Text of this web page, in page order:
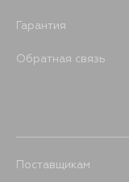
Гарантия
Обратная связь
Поставщикам